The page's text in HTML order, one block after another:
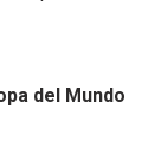
del Mundo